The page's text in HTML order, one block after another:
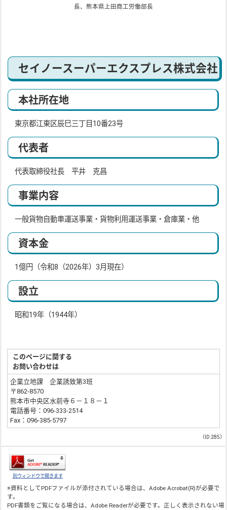
長、 熊本県上田商工労働部長
セイノースーパーエクスプレス株式会社
本社所在地
東京都江東区辰巳三丁目10番23号
代表者
代表取締役社長 平井 克昌
事業内容
一般貨物自動車運送事業・貨物利用運送事業・倉庫業・他
資本金
1億円（令和8（2026年）3月現在）
設立
昭和19年（1944年）
このページに関する
お問い合わせは
企業立地課 企業誘致第3班
〒862-8570
熊本市中央区水前寺６－１８－１
電話番号：096-333-2514
Fax：096-385-5797
（ID:285）
別ウィンドウで開きます
※資料としてPDFファイルが添付されている場合は、Adobe Acrobat(R)が必要で
す。
PDF書類をご覧になる場合は、Adobe Readerが必要です。正しく表示されない場